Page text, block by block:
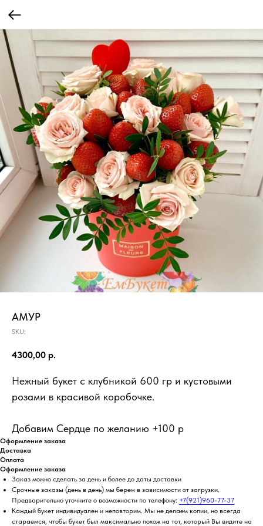
АМУР
SKU:
4300,00 р.
Нежный букет с клубникой 600 гр и кустовыми
розами в красивой коробочке.
Добавим Сердце по желанию +100 р
Оформление заказа
Доставка
Оплата
Оформление заказа
Заказ можно сделать за день и более до даты доставки
Срочные заказы (день в день) мы берем в зависимости от загрузки.
Предварительно уточните о возможности по телефону: +7(921)960-77-37
Каждый букет индивидуален и неповторим. Мы не делаем копии, но всегда
стараемся, чтобы букет был максимально похож на тот, который Вы видите на